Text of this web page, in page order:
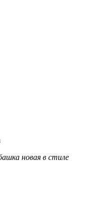
новая в стиле